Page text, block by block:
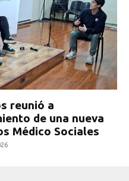
reunió a
de una nueva
Médico Sociales